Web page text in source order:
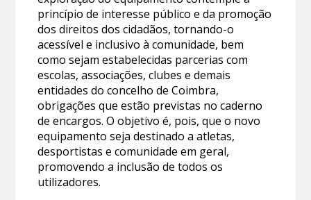
princípio de interesse público e da promoção
dos direitos dos cidadãos, tornando-o
acessível e inclusivo à comunidade, bem
como sejam estabelecidas parcerias com
escolas, associações, clubes e demais
entidades do concelho de Coimbra,
obrigações que estão previstas no caderno
de encargos. O objetivo é, pois, que o novo
equipamento seja destinado a atletas,
desportistas e comunidade em geral,
promovendo a inclusão de todos os
utilizadores.